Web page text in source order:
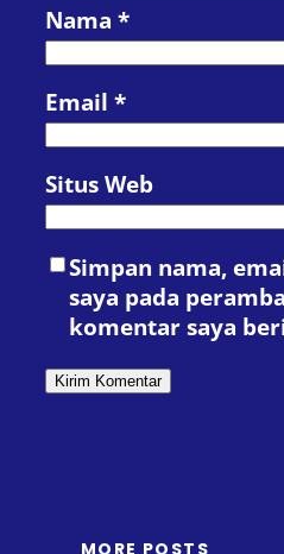
Nama *
Email *
Situs Web
Simpan nama,
saya pada
komentar saya